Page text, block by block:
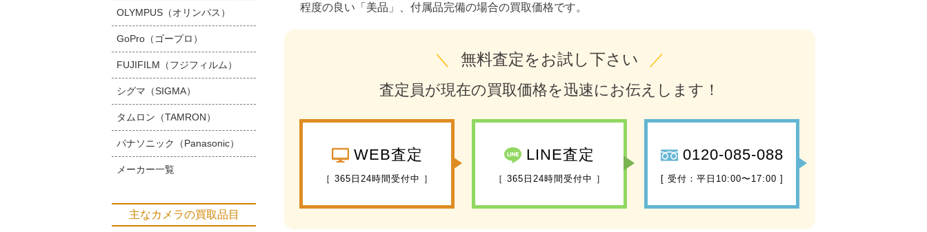
程度の良い「美品」、付属品完備の場合の買取価格です。
＼ 無料査定をお試し下さい ／
査定員が現在の買取価格を迅速にお伝えします！
WEB査定
［ 365日24時間受付中 ］
LINE査定
［ 365日24時間受付中 ］
0120-085-088
[ 受付：平日10:00〜17:00 ]
OLYMPUS（オリンパス）
GoPro（ゴープロ）
FUJIFILM（フジフィルム）
シグマ（SIGMA）
タムロン（TAMRON）
パナソニック（Panasonic）
メーカー一覧
主なカメラの買取品目